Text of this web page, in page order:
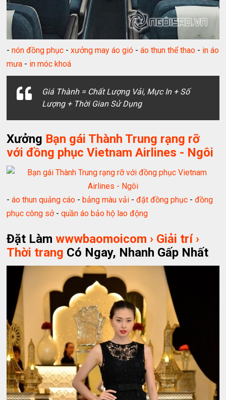
-nón đồng phục -xưởng may áo gió -áo thun thể thao - in áo
mưa - in móc khoá
Giá Thành = Chất Lượng Vải, Mực In + Số
Lượng + Thời Gian Sử Dụng
Xưởng Bạn gái Thành Trung rạng rỡ
với đồng phục Vietnam Airlines - Ngôi
-áo thun quảng cáo - bảng màu vải -đặt đồng phục -đồng
phục công sở-quần áo bảo hộ lao động
Đặt Làmwwwbaomoicom › Giải trí ›
Thời trang Có Ngay, Nhanh Gấp Nhất